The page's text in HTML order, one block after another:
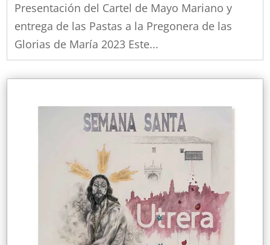
Presentación del Cartel de Mayo Mariano y
entrega de las Pastas a la Pregonera de las
Glorias de María 2023 Este...